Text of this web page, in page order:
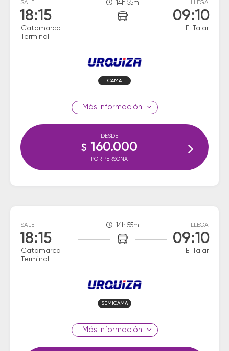
SALE
18:15
Catamarca
Terminal
14h 55m LLEGA
09:10
El Talar
CAMA
información
DESDE
$ 160.000
POR PERSONA
SALE
18:15
Catamarca
Terminal
14h 55m LLEGA
09:10
El Talar
SEMICAMA
información